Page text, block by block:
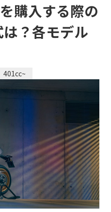
購入する際の
？各モデル
401cc~